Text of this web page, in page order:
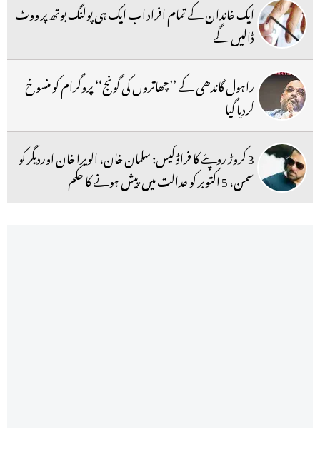
ایک خاندان کے تمام افراد اب ایک ہی پولنگ بوتھ پر ووٹ
ڈالیں گے
راہول گاندھی کے ’’چھاتروں کی گونج‘‘ پروگرام کو منسوخ
کردیا گیا
3 کروڑ روپئے کا فراڈ کیس: سلمان خان، الویرا خان اوردیگر کو
سمن، 5 اکتوبر کو عدالت میں پیش ہونے کا حکم